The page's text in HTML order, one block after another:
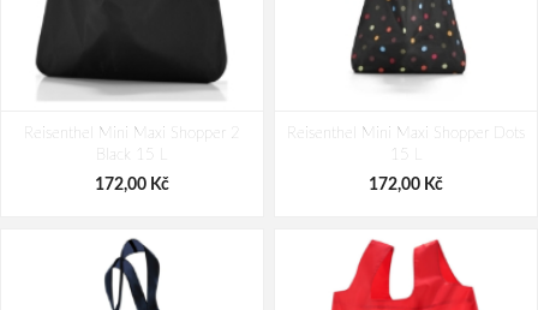
Reisenthel Mini Maxi Shopper 2
Black 15 L
172,00 Kč
Reisenthel Mini Maxi Shopper Dots
15 L
172,00 Kč